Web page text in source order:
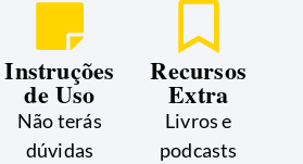
Instruções
de Uso
Não terás
dúvidas
Recursos
Extra
Livros e
podcasts